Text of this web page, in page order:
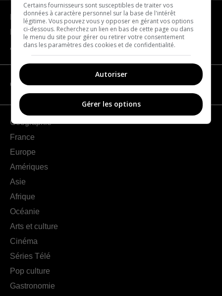
Devenir partenaire
Nous joindre
À propos
CATÉGORIES
Géographie
France
Europe
Amériques
Asie
Afrique
Océanie
Arts et culture
Cinéma
Séries Télé
Pop culture
Gastronomie
Certains fournisseurs sont susceptibles de traiter vos
données à caractère personnel sur la base de l'intérêt
légitime. Vous pouvez vous y opposer en gérant vos options
ci-dessous. Recherchez un lien en bas de cette page ou dans
le menu du site pour gérer ou retirer votre consentement
dans les paramètres des cookies et de confidentialité.
Autoriser
Gérer les options